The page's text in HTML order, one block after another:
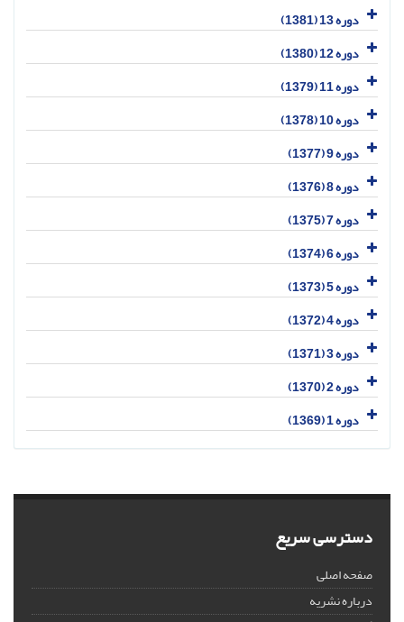
دوره 13 (1381)
دوره 12 (1380)
دوره 11 (1379)
دوره 10 (1378)
دوره 9 (1377)
دوره 8 (1376)
دوره 7 (1375)
دوره 6 (1374)
دوره 5 (1373)
دوره 4 (1372)
دوره 3 (1371)
دوره 2 (1370)
دوره 1 (1369)
دسترسی سریع
صفحه اصلی
درباره نشریه